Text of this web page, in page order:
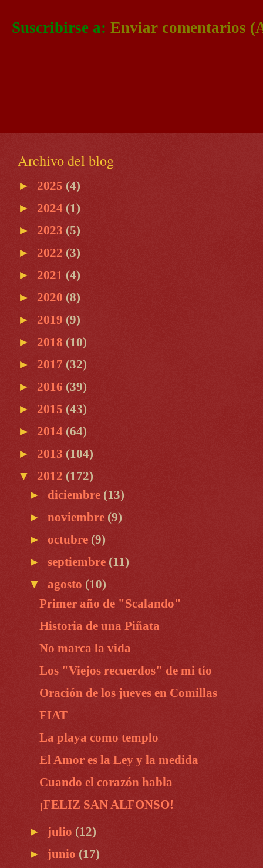
Suscribirse a: Enviar comentarios
Archivo del blog
► 2025 (4)
► 2024 (1)
► 2023 (5)
► 2022 (3)
► 2021 (4)
► 2020 (8)
► 2019 (9)
► 2018 (10)
► 2017 (32)
► 2016 (39)
► 2015 (43)
► 2014 (64)
► 2013 (104)
▼ 2012 (172)
► diciembre (13)
► noviembre (9)
► octubre (9)
► septiembre (11)
▼ agosto (10)
Primer año de "Scalando"
Historia de una Piñata
No marca la vida
Los "Viejos recuerdos" de mi tío
Oración de los jueves en Comillas
FIAT
La playa como templo
El Amor es la Ley y la medida
Cuando el corazón habla
¡FELIZ SAN ALFONSO!
► julio (12)
► junio (17)